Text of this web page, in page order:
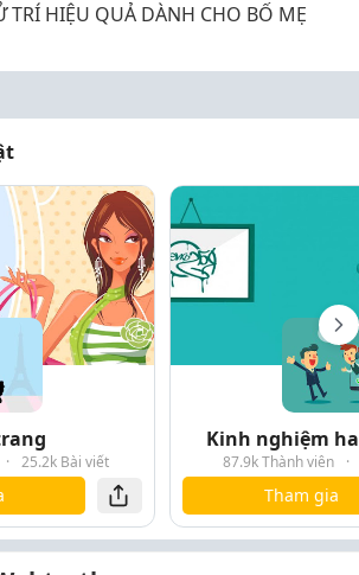
TRÍ HIỆU QUẢ DÀNH CHO BỐ MẸ
· 25.2k Bài viết
Kinh nghiệm
87.9k Thành viên ·
Tham gia